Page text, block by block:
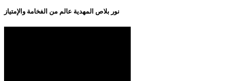
نور بلاص المهدية عالم من الفخامة والإمتياز